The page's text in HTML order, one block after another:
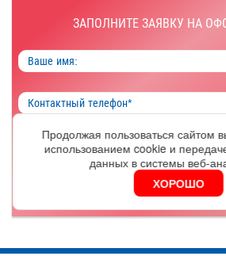
ЗАПОЛНИТЕ ЗАЯВКУ НА
ОФОРМИТЬ
Я согласен на обработку
Продолжая пользоваться сайтом
использованием cookie и
данных в системы веб-
ХОРОШО